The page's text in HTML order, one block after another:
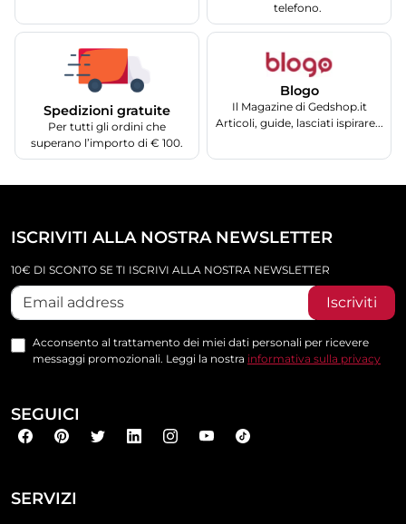
telefono.
Spedizioni gratuite
Per tutti gli ordini che
superano l’importo di € 100.
Blogo
Il Magazine di Gedshop.it
Articoli, guide, lasciati ispirare...
SERVIZI
ISCRIVITI ALLA NOSTRA NEWSLETTER
10€ DI SCONTO SE TI ISCRIVI ALLA NOSTRA NEWSLETTER
Iscriviti
Acconsento al trattamento dei miei dati personali per ricevere
messaggi promozionali. Leggi la nostra informativa sulla privacy
SEGUICI